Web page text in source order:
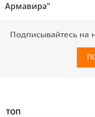
Армавира"
Подписывайтесь на
ТОП